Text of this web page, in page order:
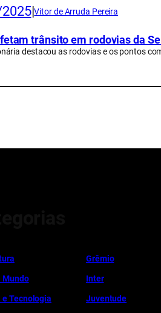
|Vitor de Arruda Pereira
trânsito em rodovias da
destacou as rodovias e os pontos
Mundo
e Tecnologia
Grêmio
Inter
Juventude